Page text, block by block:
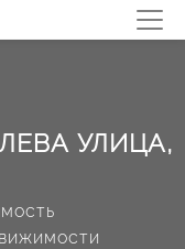
УЛИЦА,